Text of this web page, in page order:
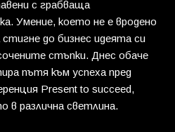
с грабваща
Умение, което не е вродено
стигне до бизнес идеята си
стъпки. Днес обаче
пътя към успеха пред
Present to succeed,
в различна светлина.